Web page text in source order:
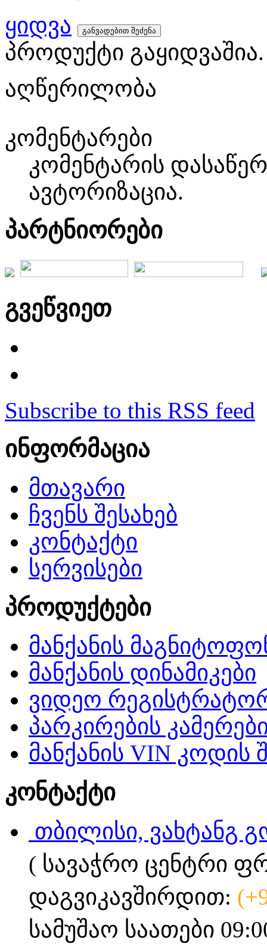
ყიდვა
პროდუქტი გაყიდვაშია.
აღწერილობა
კომენტარები
კომენტარის
ავტორიზაცია.
პარტნიორები
გვეწვიეთ
Subscribe to this RSS feed
ინფორმაცია
მთავარი
ჩვენს შესახებ
კონტაქტი
სერვისები
პროდუქტები
მანქანის
მანქანის დინამიკები
ვიდეო
პარკირების
მანქანის VIN კოდის
კონტაქტი
თბილისი, ვახტანგ
( სავაჭრო ცენტრი
დაგვიკავშირდით:
სამუშაო საათები